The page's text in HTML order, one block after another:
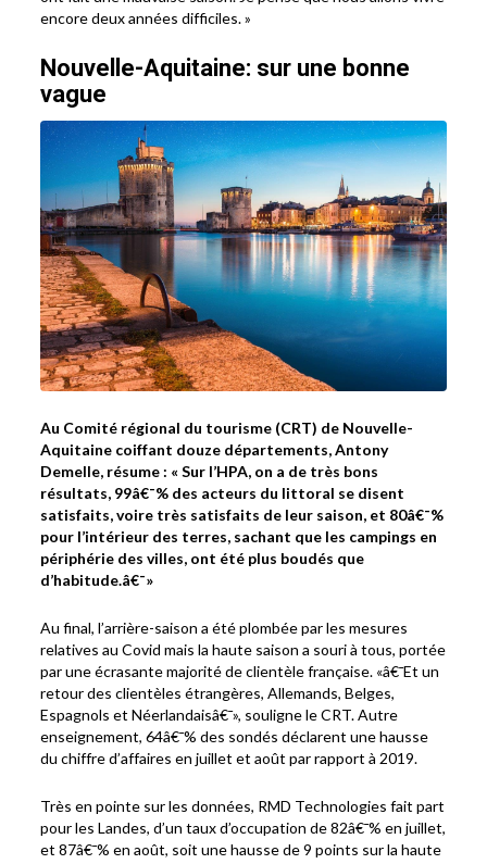
encore deux années difficiles. »
Nouvelle-Aquitaine: sur une bonne
vague
Au Comité régional du tourisme (CRT) de Nouvelle-
Aquitaine coiffant douze départements, Antony
Demelle, résume : « Sur l’HPA, on a de très bons
résultats, 99â€¯% des acteurs du littoral se disent
satisfaits, voire très satisfaits de leur saison, et 80â€¯%
pour l’intérieur des terres, sachant que les campings en
périphérie des villes, ont été plus boudés que
d’habitude.â€¯»
Au final, l’arrière-saison a été plombée par les mesures
relatives au Covid mais la haute saison a souri à tous, portée
par une écrasante majorité de clientèle française. «â€¯Et un
retour des clientèles étrangères, Allemands, Belges,
Espagnols et Néerlandaisâ€¯», souligne le CRT. Autre
enseignement, 64â€¯% des sondés déclarent une hausse
du chiffre d’affaires en juillet et août par rapport à 2019.
Très en pointe sur les données, RMD Technologies fait part
pour les Landes, d’un taux d’occupation de 82â€¯% en juillet,
et 87â€¯% en août, soit une hausse de 9 points sur la haute